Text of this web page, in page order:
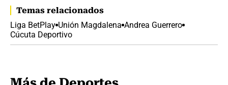
Temas relacionados
Liga BetPlay Unión Magdalena Andrea Guerrero
Cúcuta Deportivo